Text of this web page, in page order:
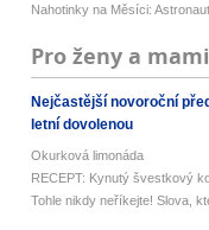
Nahotinky na Měsíci:
Pro ženy a
Nejčastější novoroční
letní dovolenou
Okurková limonáda
RECEPT: Kynutý švestkový
Tohle nikdy neříkejte! Slova,